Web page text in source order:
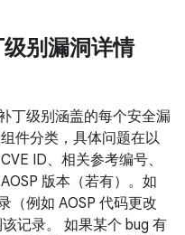
别漏洞详情
丁级别涵盖的每个安全漏
件分类，具体问题在以
ID、相关参考编号、
版本（若有）。如
（例如 AOSP 代码更改
记录。 如果某个 bug 有